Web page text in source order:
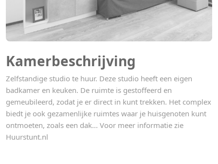
Kamerbeschrijving
Zelfstandige studio te huur. Deze studio heeft een eigen
badkamer en keuken. De ruimte is gestoffeerd en
gemeubileerd, zodat je er direct in kunt trekken. Het complex
biedt je ook gezamenlijke ruimtes waar je huisgenoten kunt
ontmoeten, zoals een dak... Voor meer informatie zie
Huurstunt.nl